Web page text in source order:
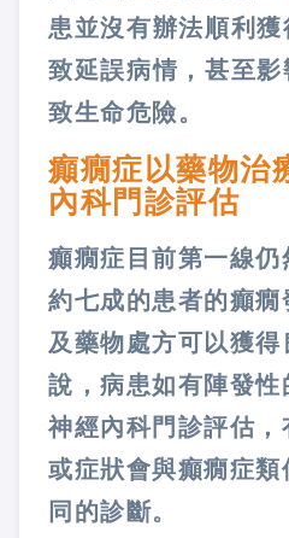
患並沒有辦法順利
致延誤病情，甚至
致生命危險。
癲癇症以藥物
內科門診評估
癲癇症目前第一線
約七成的患者的癲
及藥物處方可以獲
說，病患如有陣發
神經內科門診評估
或症狀會與癲癇症
同的診斷。